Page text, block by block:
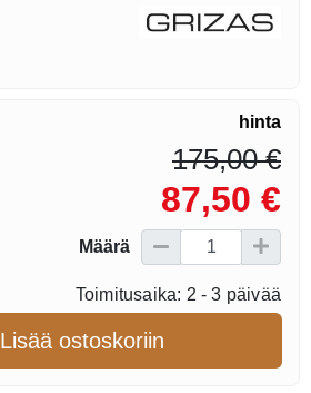
hinta
175,00 €
87,50 €
Määrä
Toimitusaika: 2 - 3 päivää
Lisää ostoskoriin